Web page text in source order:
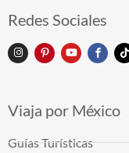
Redes Sociales
Viaja por México
Guías Turísticas